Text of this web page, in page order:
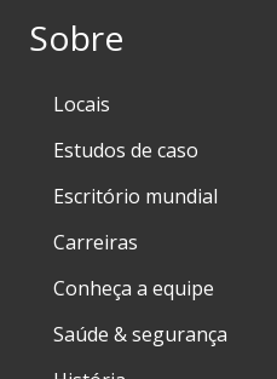
Sobre
Locais
Estudos de caso
Escritório mundial
Carreiras
Conheça a equipe
Saúde & segurança